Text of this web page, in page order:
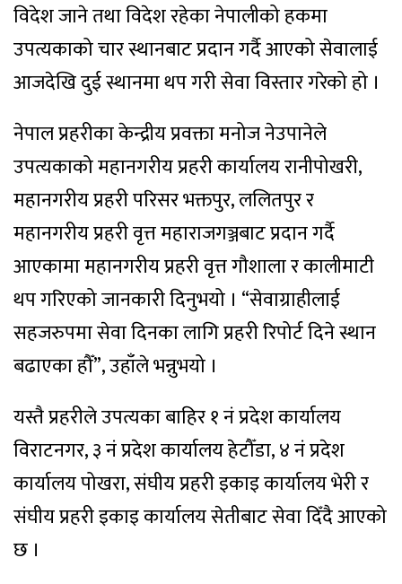
विदेश जाने तथा विदेश रहेका नेपालीको हकमा
उपत्यकाको चार स्थानबाट प्रदान गर्दै आएको सेवालाई
आजदेखि दुई स्थानमा थप गरी सेवा विस्तार गरेको हो ।
नेपाल प्रहरीका केन्द्रीय प्रवक्ता मनोज नेउपानेले
उपत्यकाको महानगरीय प्रहरी कार्यालय रानीपोखरी,
महानगरीय प्रहरी परिसर भक्तपुर, ललितपुर र
महानगरीय प्रहरी वृत्त महाराजगञ्जबाट प्रदान गर्दै
आएकामा महानगरीय प्रहरी वृत्त गौशाला र कालीमाटी
थप गरिएको जानकारी दिनुभयो । “सेवाग्राहीलाई
सहजरुपमा सेवा दिनका लागि प्रहरी रिपोर्ट दिने स्थान
बढाएका हौँ”, उहाँले भन्नुभयो ।
यस्तै प्रहरीले उपत्यका बाहिर १ नं प्रदेश कार्यालय
विराटनगर, ३ नं प्रदेश कार्यालय हेटौँडा, ४ नं प्रदेश
कार्यालय पोखरा, संघीय प्रहरी इकाइ कार्यालय भेरी र
संघीय प्रहरी इकाइ कार्यालय सेतीबाट सेवा दिँदै आएको
छ ।